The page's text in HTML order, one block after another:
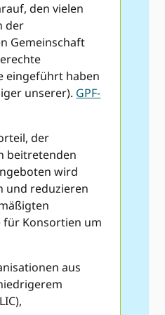
den vielen
der
Gemeinschaft
eingeführt haben
unserer). GPF-
der
beitretenden
wird
und reduzieren
Konsortien um
aus